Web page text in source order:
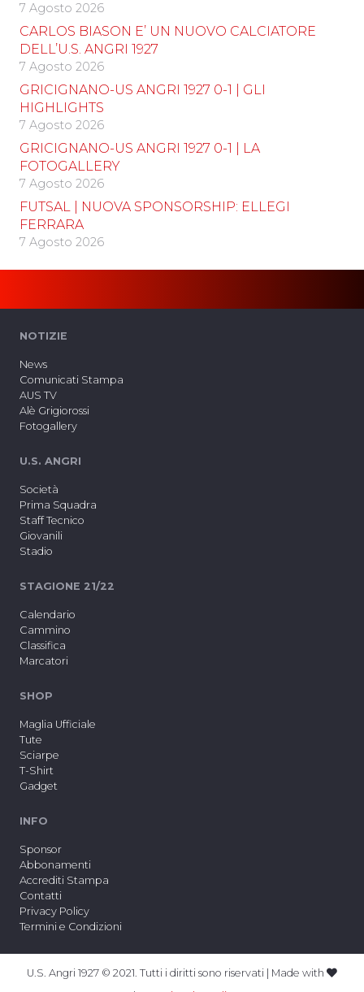
7 Agosto 2026
CARLOS BIASON E’ UN NUOVO CALCIATORE
DELL’U.S. ANGRI 1927
7 Agosto 2026
GRICIGNANO-US ANGRI 1927 0-1 | GLI
HIGHLIGHTS
7 Agosto 2026
GRICIGNANO-US ANGRI 1927 0-1 | LA
FOTOGALLERY
7 Agosto 2026
FUTSAL | NUOVA SPONSORSHIP: ELLEGI
FERRARA
7 Agosto 2026
NOTIZIE
News
Comunicati Stampa
AUS TV
Alè Grigiorossi
Fotogallery
U.S. ANGRI
Società
Prima Squadra
Staff Tecnico
Giovanili
Stadio
STAGIONE 21/22
Calendario
Cammino
Classifica
Marcatori
SHOP
Maglia Ufficiale
Tute
Sciarpe
T-Shirt
Gadget
INFO
Sponsor
Abbonamenti
Accrediti Stampa
Contatti
Privacy Policy
Termini e Condizioni
U.S. Angri 1927 © 2021. Tutti i diritti sono riservati | Made with